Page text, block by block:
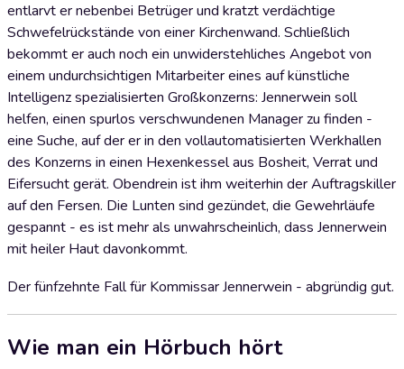
entlarvt er nebenbei Betrüger und kratzt verdächtige
Schwefelrückstände von einer Kirchenwand. Schließlich
bekommt er auch noch ein unwiderstehliches Angebot von
einem undurchsichtigen Mitarbeiter eines auf künstliche
Intelligenz spezialisierten Großkonzerns: Jennerwein soll
helfen, einen spurlos verschwundenen Manager zu finden -
eine Suche, auf der er in den vollautomatisierten Werkhallen
des Konzerns in einen Hexenkessel aus Bosheit, Verrat und
Eifersucht gerät. Obendrein ist ihm weiterhin der Auftragskiller
auf den Fersen. Die Lunten sind gezündet, die Gewehrläufe
gespannt - es ist mehr als unwahrscheinlich, dass Jennerwein
mit heiler Haut davonkommt.
Der fünfzehnte Fall für Kommissar Jennerwein - abgründig gut.
Wie man ein Hörbuch hört